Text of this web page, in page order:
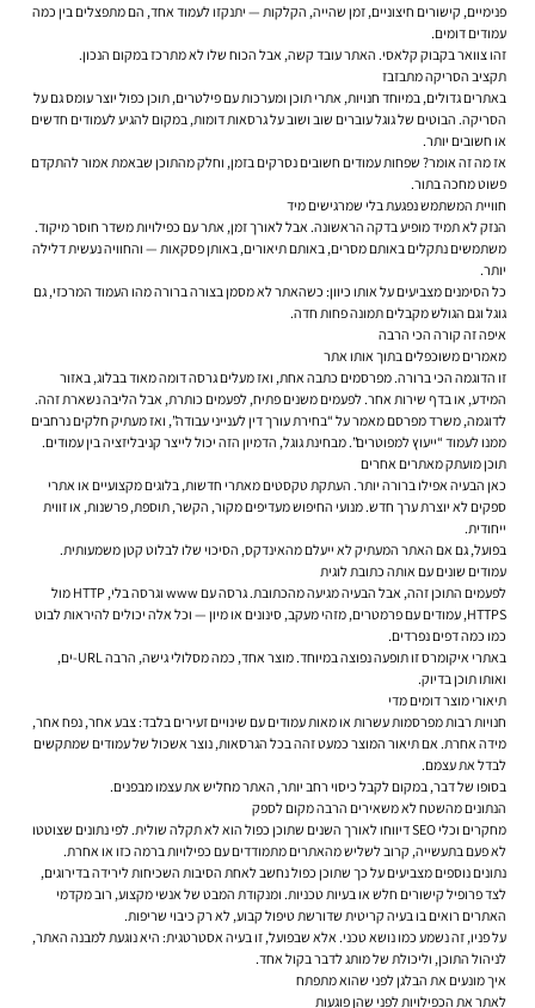
פנימיים, קישורים חיצוניים, זמן שהייה, הקלקות — יתנקזו לעמוד אחד, הם מתפצלים בין כמה
עמודים דומים.
זהו צוואר בקבוק קלאסי. האתר עובד קשה, אבל הכוח שלו לא מתרכז במקום הנכון.
תקציב הסריקה מתבזבז
באתרים גדולים, במיוחד חנויות, אתרי תוכן ומערכות עם פילטרים, תוכן כפול יוצר עומס גם על
הסריקה. הבוטים של גוגל עוברים שוב ושוב על גרסאות דומות, במקום להגיע לעמודים חדשים
או חשובים יותר.
אז מה זה אומר? שפחות עמודים חשובים נסרקים בזמן, וחלק מהתוכן שבאמת אמור להתקדם
פשוט מחכה בתור.
חוויית המשתמש נפגעת בלי שמרגישים מיד
הנזק לא תמיד מופיע בדקה הראשונה. אבל לאורך זמן, אתר עם כפילויות משדר חוסר מיקוד.
משתמשים נתקלים באותם מסרים, באותם תיאורים, באותן פסקאות — והחוויה נעשית דלילה
יותר.
כל הסימנים מצביעים על אותו כיוון: כשהאתר לא מסמן בצורה ברורה מהו העמוד המרכזי, גם
גוגל וגם הגולש מקבלים תמונה פחות חדה.
איפה זה קורה הכי הרבה
מאמרים משוכפלים בתוך אותו אתר
זו הדוגמה הכי ברורה. מפרסמים כתבה אחת, ואז מעלים גרסה דומה מאוד בבלוג, באזור
המידע, או בדף שירות אחר. לפעמים משנים פתיח, לפעמים כותרת, אבל הליבה נשארת זהה.
לדוגמה, משרד מפרסם מאמר על “בחירת עורך דין לענייני עבודה”, ואז מעתיק חלקים נרחבים
ממנו לעמוד “ייעוץ למפוטרים”. מבחינת גוגל, הדמיון הזה יכול לייצר קניבליזציה בין עמודים.
תוכן מועתק מאתרים אחרים
כאן הבעיה אפילו ברורה יותר. העתקת טקסטים מאתרי חדשות, בלוגים מקצועיים או אתרי
ספקים לא יוצרת ערך חדש. מנועי החיפוש מעדיפים מקור, הקשר, תוספת, פרשנות, או זווית
ייחודית.
בפועל, גם אם האתר המעתיק לא ייעלם מהאינדקס, הסיכוי שלו לבלוט קטן משמעותית.
עמודים שונים עם אותה כתובת לוגית
לפעמים התוכן זהה, אבל הבעיה מגיעה מהכתובת. גרסה עם www וגרסה בלי, HTTP מול
HTTPS, עמודים עם פרמטרים, מזהי מעקב, סינונים או מיון — וכל אלה יכולים להיראות לבוט
כמו כמה דפים נפרדים.
באתרי איקומרס זו תופעה נפוצה במיוחד. מוצר אחד, כמה מסלולי גישה, הרבה URL-ים,
ואותו תוכן בדיוק.
תיאורי מוצר דומים מדי
חנויות רבות מפרסמות עשרות או מאות עמודים עם שינויים זעירים בלבד: צבע אחר, נפח אחר,
מידה אחרת. אם תיאור המוצר כמעט זהה בכל הגרסאות, נוצר אשכול של עמודים שמתקשים
לבדל את עצמם.
בסופו של דבר, במקום לקבל כיסוי רחב יותר, האתר מחליש את עצמו מבפנים.
הנתונים מהשטח לא משאירים הרבה מקום לספק
מחקרים וכלי SEO דיווחו לאורך השנים שתוכן כפול הוא לא תקלה שולית. לפי נתונים שצוטטו
לא פעם בתעשייה, קרוב לשליש מהאתרים מתמודדים עם כפילויות ברמה כזו או אחרת.
נתונים נוספים מצביעים על כך שתוכן כפול נחשב לאחת הסיבות השכיחות לירידה בדירוגים,
לצד פרופיל קישורים חלש או בעיות טכניות. ומנקודת המבט של אנשי מקצוע, רוב מקדמי
האתרים רואים בו בעיה קריטית שדורשת טיפול קבוע, לא רק כיבוי שריפות.
על פניו, זה נשמע כמו נושא טכני. אלא שבפועל, זו בעיה אסטרטגית: היא נוגעת למבנה האתר,
לניהול התוכן, וליכולת של מותג לדבר בקול אחד.
איך מונעים את הבלגן לפני שהוא מתפתח
לאתר את הכפילויות לפני שהן פוגעות